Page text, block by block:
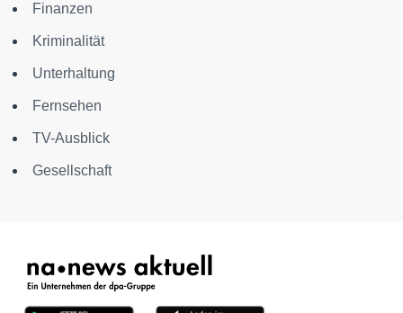
Finanzen
Kriminalität
Unterhaltung
Fernsehen
TV-Ausblick
Gesellschaft